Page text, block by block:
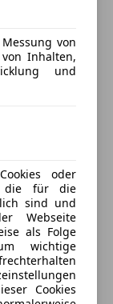
mit
(PASM)
Porsche
holen
von
Inhalten,
und
oder
die für die
sind und
Webseite
als Folge
wichtige
Cookies